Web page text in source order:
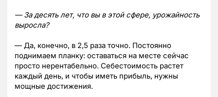
— За десять лет, что вы в этой сфере, урожайность
выросла?
— Да, конечно, в 2,5 раза точно. Постоянно
поднимаем планку: оставаться на месте сейчас
просто нерентабельно. Себестоимость растет
каждый день, и чтобы иметь прибыль, нужны
мощные достижения.